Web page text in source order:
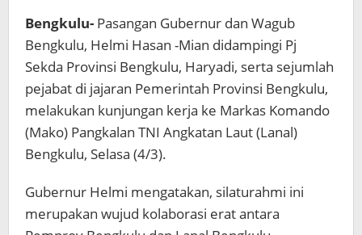
Bengkulu- Pasangan Gubernur dan Wagub
Bengkulu, Helmi Hasan -Mian didampingi Pj
Sekda Provinsi Bengkulu, Haryadi, serta sejumlah
pejabat di jajaran Pemerintah Provinsi Bengkulu,
melakukan kunjungan kerja ke Markas Komando
(Mako) Pangkalan TNI Angkatan Laut (Lanal)
Bengkulu, Selasa (4/3).
Gubernur Helmi mengatakan, silaturahmi ini
merupakan wujud kolaborasi erat antara